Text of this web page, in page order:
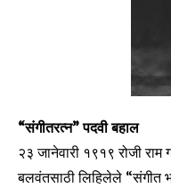
I've read and accept the
“संगीतरत्न” पदवी बहाल
२३ जानेवारी १९१९ रोजी राम
बलवंतसाठी लिहिलेले “संगीत